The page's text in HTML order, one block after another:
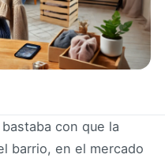
con que la
barrio, en el mercado